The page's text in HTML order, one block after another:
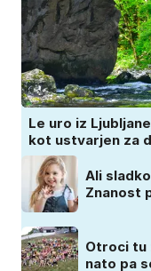
Le uro iz
kot ustvarjen za
Ali
Znanost
Otroci tu
nato pa